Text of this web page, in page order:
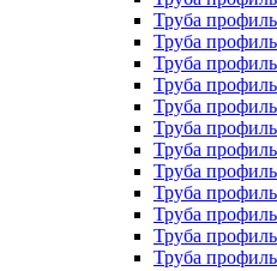
Труба
Труба
Труба
Труба
Труба
Труба
Труба
Труба
Труба
Труба
Труба
Труба